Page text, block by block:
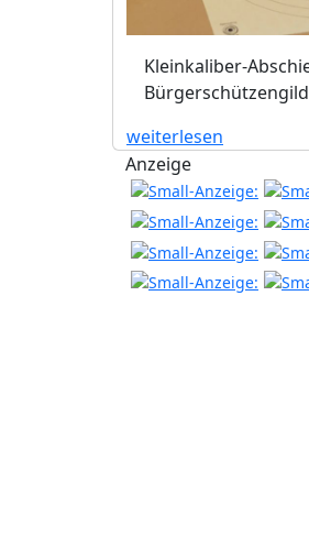
Kleinkaliber-
weiterlesen
Anzeige